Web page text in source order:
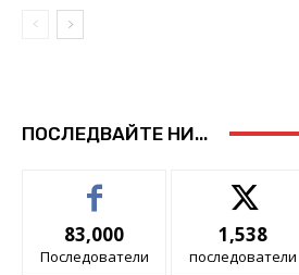
ПОСЛЕДВАЙТЕ НИ...
83,000
Последователи
1,538
последователи